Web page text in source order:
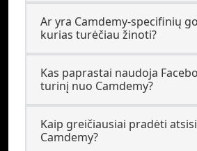
Ar yra Camdemy-specifinių
kurias turėčiau žinoti?
Kas paprastai naudoja
turinį nuo Camdemy?
Kaip greičiausiai pradėti
Camdemy?